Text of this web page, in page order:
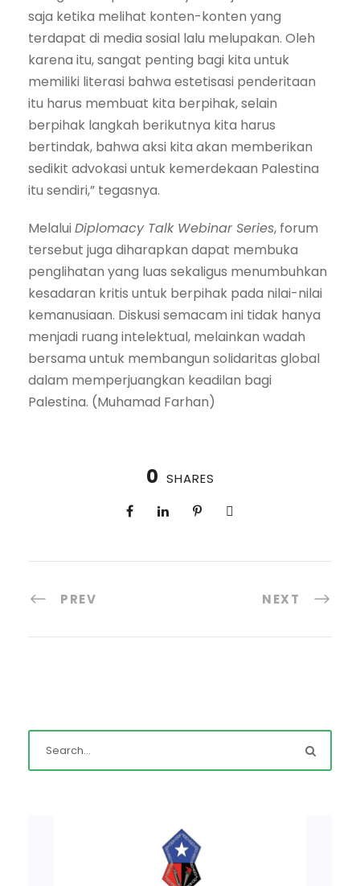
saja ketika melihat konten-konten yang
terdapat di media sosial lalu melupakan. Oleh
karena itu, sangat penting bagi kita untuk
memiliki literasi bahwa estetisasi penderitaan
itu harus membuat kita berpihak, selain
berpihak langkah berikutnya kita harus
bertindak, bahwa aksi kita akan memberikan
sedikit advokasi untuk kemerdekaan Palestina
itu sendiri,” tegasnya.
Melalui Diplomacy Talk Webinar Series, forum
tersebut juga diharapkan dapat membuka
penglihatan yang luas sekaligus menumbuhkan
kesadaran kritis untuk berpihak pada nilai-nilai
kemanusiaan. Diskusi semacam ini tidak hanya
menjadi ruang intelektual, melainkan wadah
bersama untuk membangun solidaritas global
dalam memperjuangkan keadilan bagi
Palestina. (Muhamad Farhan)
0 SHARES
PREV NEXT